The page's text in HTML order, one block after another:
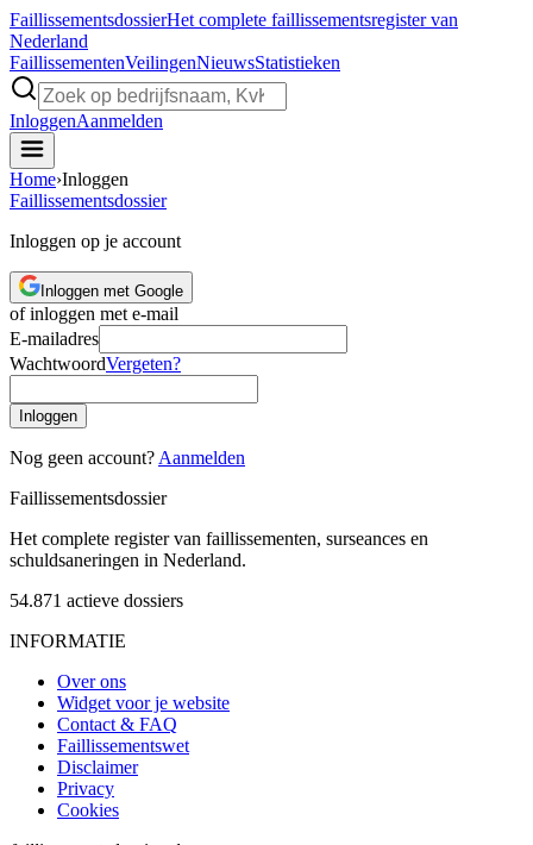
FaillissementsdossierHet complete faillissementsregister van
Nederland
FaillissementenVeilingenNieuwsStatistieken
InloggenAanmelden
Home›Inloggen
Faillissementsdossier
Inloggen op je account
Inloggen met Google
of inloggen met e-mail
E-mailadres
WachtwoordVergeten?
Inloggen
Nog geen account? Aanmelden
Faillissementsdossier
Het complete register van faillissementen, surseances en
schuldsaneringen in Nederland.
54.871 actieve dossiers
INFORMATIE
Over ons
Widget voor je website
Contact & FAQ
Faillissementswet
Disclaimer
Privacy
Cookies